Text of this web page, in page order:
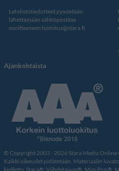
Lehdistötiedotteet pyydetään
lähettämään sähköpostitse
osoitteeseen toimitus@stara.fi
Ajankohtaista
© Copyright 2003 - 2026 Stara Media Online
Kaikki oikeudet pidätetään. Materiaalin
kielletty. Stara®, Viihdetaivas®, Miss Pop®,